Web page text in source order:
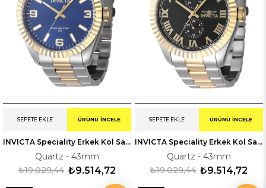
INVICTA Speciality Erkek Kol Saati 247456
Quartz - 43mm
₺9.514,72
₺19.029,44
SEPETE EKLE ÜRÜNÜ İNCELE
INVICTA Speciality Erkek Kol Saati 247425
Quartz - 43mm
₺9.514,72
₺19.029,44
SEPETE EKLE ÜRÜNÜ İNCELE